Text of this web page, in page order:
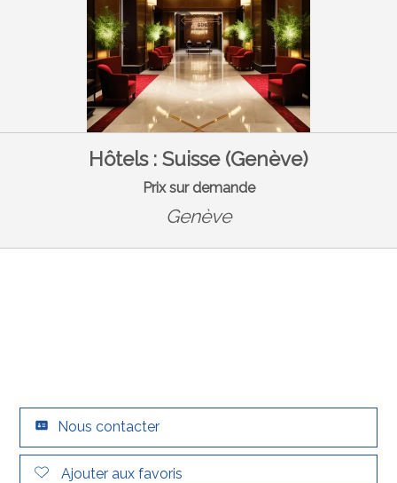
Hôtels : Suisse (Genève)
Prix sur demande
Genève
Nous contacter
Ajouter aux favoris